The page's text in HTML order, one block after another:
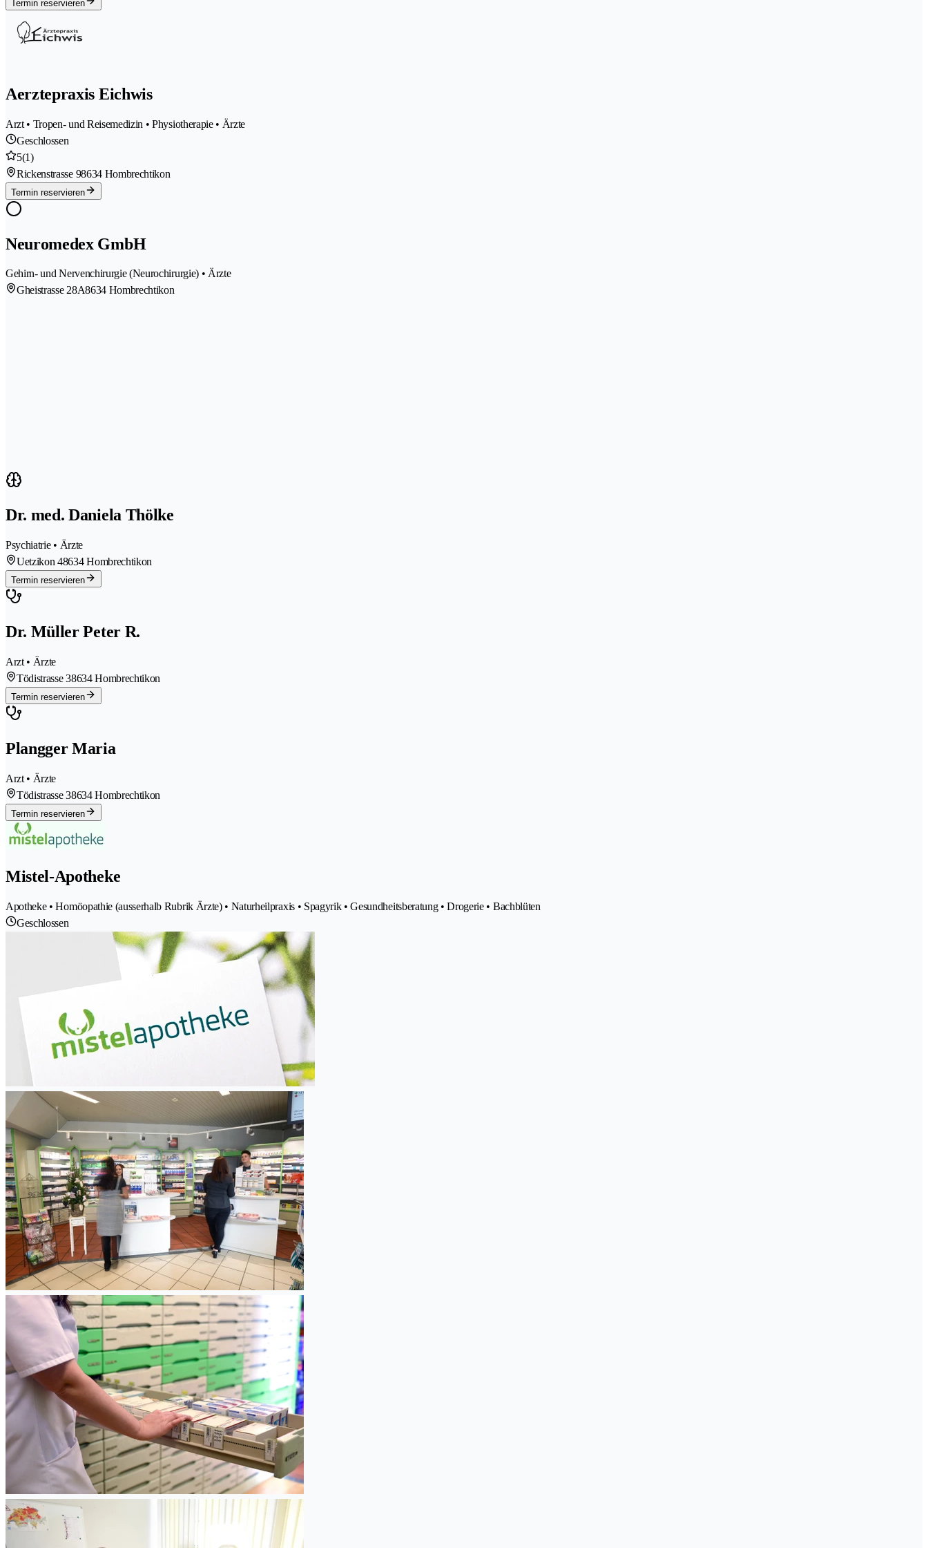
Termin reservieren
Aerztepraxis Eichwis
Arzt • Tropen- und Reisemedizin • Physiotherapie • Ärzte
Geschlossen
5(1)
Rickenstrasse 98634 Hombrechtikon
Termin reservieren
Neuromedex GmbH
Gehirn- und Nervenchirurgie (Neurochirurgie) • Ärzte
Gheistrasse 28A8634 Hombrechtikon
Dr. med. Daniela Thölke
Psychiatrie • Ärzte
Uetzikon 48634 Hombrechtikon
Termin reservieren
Dr. Müller Peter R.
Arzt • Ärzte
Tödistrasse 38634 Hombrechtikon
Termin reservieren
Plangger Maria
Arzt • Ärzte
Tödistrasse 38634 Hombrechtikon
Termin reservieren
Mistel-Apotheke
Apotheke • Homöopathie (ausserhalb Rubrik Ärzte) • Naturheilpraxis • Spagyrik • Gesundheitsberatung • Drogerie • Bachblüten
Geschlossen